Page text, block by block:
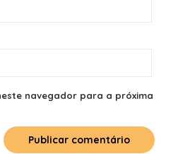
navegador para a próxima